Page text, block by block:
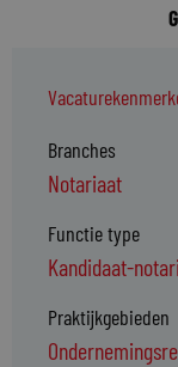
Branches
Notariaat
Functie type
Kandidaat-
Praktijkgebieden